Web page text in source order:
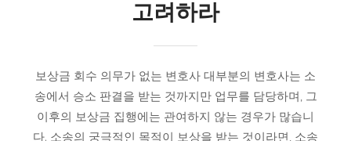
고려하라
보상금 회수 의무가 없는 변호사 대부분의 변호사는 소
송에서 승소 판결을 받는 것까지만 업무를 담당하며, 그
이후의 보상금 집행에는 관여하지 않는 경우가 많습니
다. 소송의 궁극적인 목적이 보상을 받는 것이라면, 소송